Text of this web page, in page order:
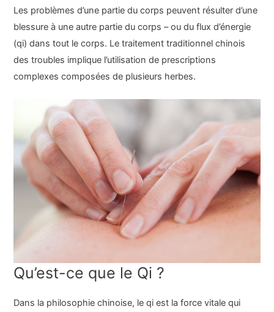
Les problèmes d’une partie du corps peuvent résulter d’une
blessure à une autre partie du corps – ou du flux d’énergie
(qi) dans tout le corps. Le traitement traditionnel chinois
des troubles implique l’utilisation de prescriptions
complexes composées de plusieurs herbes.
Qu’est-ce que le Qi ?
Dans la philosophie chinoise, le qi est la force vitale qui